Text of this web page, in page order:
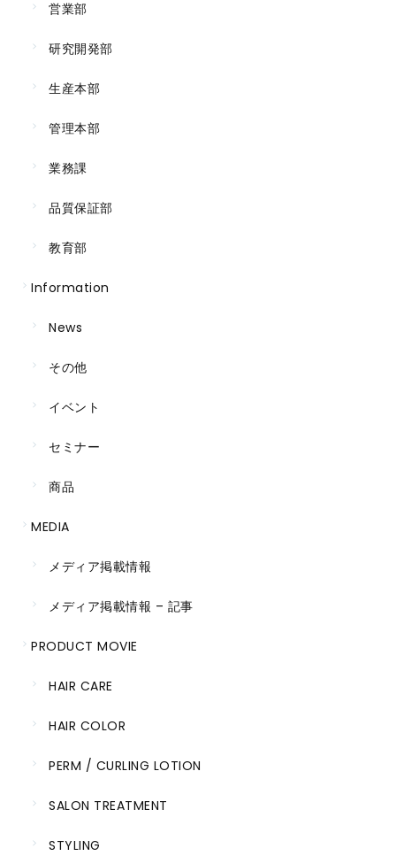
営業部
研究開発部
生産本部
管理本部
業務課
品質保証部
教育部
Information
News
その他
イベント
セミナー
商品
MEDIA
メディア掲載情報
メディア掲載情報 – 記事
PRODUCT MOVIE
HAIR CARE
HAIR COLOR
PERM / CURLING LOTION
SALON TREATMENT
STYLING